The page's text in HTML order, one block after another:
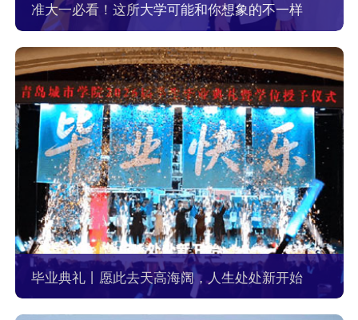
准大一必看！这所大学可能和你想象的不一样
毕业典礼丨愿此去天高海阔，人生处处新开始